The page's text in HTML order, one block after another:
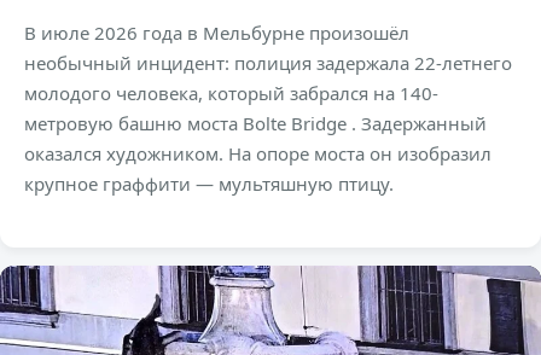
В июле 2026 года в Мельбурне произошёл
необычный инцидент: полиция задержала 22-летнего
молодого человека, который забрался на 140-
метровую башню моста Bolte Bridge . Задержанный
оказался художником. На опоре моста он изобразил
крупное граффити — мультяшную птицу.